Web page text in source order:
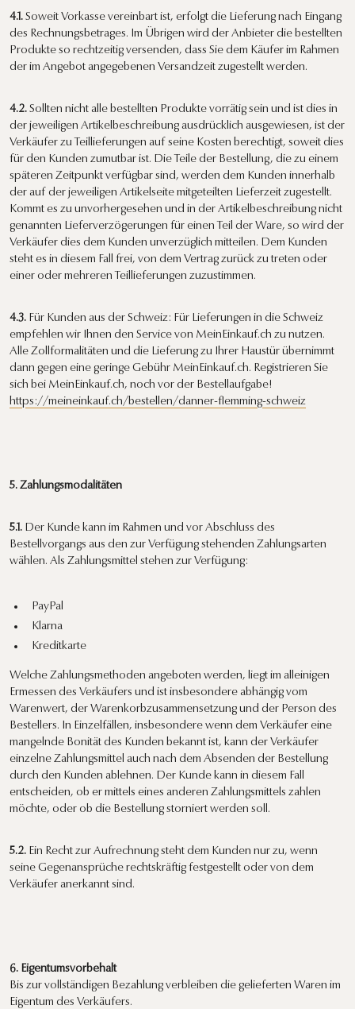
4.1. Soweit Vorkasse vereinbart ist, erfolgt die Lieferung nach Eingang
des Rechnungsbetrages. Im Übrigen wird der Anbieter die bestellten
Produkte so rechtzeitig versenden, dass Sie dem Käufer im Rahmen
der im Angebot angegebenen Versandzeit zugestellt werden.
4.2. Sollten nicht alle bestellten Produkte vorrätig sein und ist dies in
der jeweiligen Artikelbeschreibung ausdrücklich ausgewiesen, ist der
Verkäufer zu Teillieferungen auf seine Kosten berechtigt, soweit dies
für den Kunden zumutbar ist. Die Teile der Bestellung, die zu einem
späteren Zeitpunkt verfügbar sind, werden dem Kunden innerhalb
der auf der jeweiligen Artikelseite mitgeteilten Lieferzeit zugestellt.
Kommt es zu unvorhergesehen und in der Artikelbeschreibung nicht
genannten Lieferverzögerungen für einen Teil der Ware, so wird der
Verkäufer dies dem Kunden unverzüglich mitteilen. Dem Kunden
steht es in diesem Fall frei, von dem Vertrag zurück zu treten oder
einer oder mehreren Teillieferungen zuzustimmen.
4.3. Für Kunden aus der Schweiz: Für Lieferungen in die Schweiz
empfehlen wir Ihnen den Service von MeinEinkauf.ch zu nutzen.
Alle Zollformalitäten und die Lieferung zu Ihrer Haustür übernimmt
dann gegen eine geringe Gebühr MeinEinkauf.ch. Registrieren Sie
sich bei MeinEinkauf.ch, noch vor der Bestellaufgabe!
https://meineinkauf.ch/bestellen/danner-flemming-schweiz
5. Zahlungsmodalitäten
5.1. Der Kunde kann im Rahmen und vor Abschluss des
Bestellvorgangs aus den zur Verfügung stehenden Zahlungsarten
wählen. Als Zahlungsmittel stehen zur Verfügung:
PayPal
Klarna
Kreditkarte
Welche Zahlungsmethoden angeboten werden, liegt im alleinigen
Ermessen des Verkäufers und ist insbesondere abhängig vom
Warenwert, der Warenkorbzusammensetzung und der Person des
Bestellers. In Einzelfällen, insbesondere wenn dem Verkäufer eine
mangelnde Bonität des Kunden bekannt ist, kann der Verkäufer
einzelne Zahlungsmittel auch nach dem Absenden der Bestellung
durch den Kunden ablehnen. Der Kunde kann in diesem Fall
entscheiden, ob er mittels eines anderen Zahlungsmittels zahlen
möchte, oder ob die Bestellung storniert werden soll.
5.2. Ein Recht zur Aufrechnung steht dem Kunden nur zu, wenn
seine Gegenansprüche rechtskräftig festgestellt oder von dem
Verkäufer anerkannt sind.
6. Eigentumsvorbehalt
Bis zur vollständigen Bezahlung verbleiben die gelieferten Waren im
Eigentum des Verkäufers.